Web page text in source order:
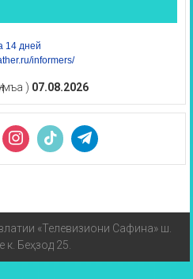
14 дней
informers/
) 07.08.2026
«Телевизиони Сафина» ш.
к. Беҳзод 25.